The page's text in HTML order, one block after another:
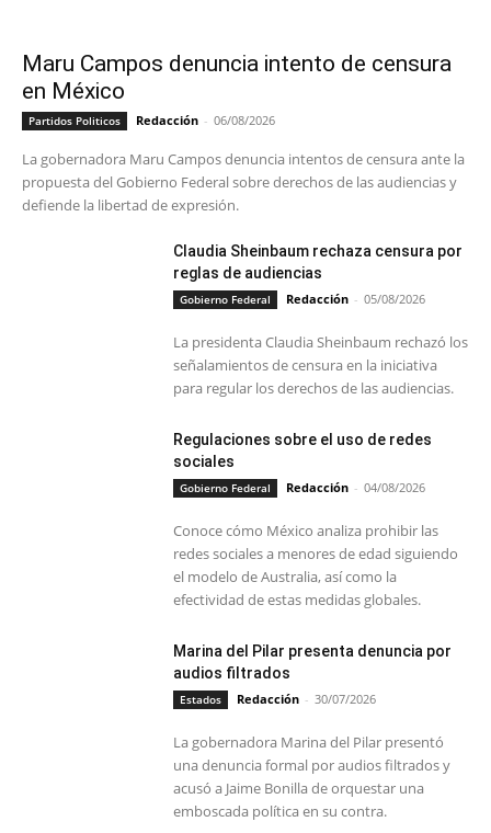
Maru Campos denuncia intento de censura
en México
Partidos Politicos Redacción - 06/08/2026
La gobernadora Maru Campos denuncia intentos de censura ante la
propuesta del Gobierno Federal sobre derechos de las audiencias y
defiende la libertad de expresión.
Claudia Sheinbaum rechaza censura por
reglas de audiencias
Gobierno Federal Redacción - 05/08/2026
La presidenta Claudia Sheinbaum rechazó los
señalamientos de censura en la iniciativa
para regular los derechos de las audiencias.
Regulaciones sobre el uso de redes
sociales
Gobierno Federal Redacción - 04/08/2026
Conoce cómo México analiza prohibir las
redes sociales a menores de edad siguiendo
el modelo de Australia, así como la
efectividad de estas medidas globales.
Marina del Pilar presenta denuncia por
audios filtrados
Estados Redacción - 30/07/2026
La gobernadora Marina del Pilar presentó
una denuncia formal por audios filtrados y
acusó a Jaime Bonilla de orquestar una
emboscada política en su contra.